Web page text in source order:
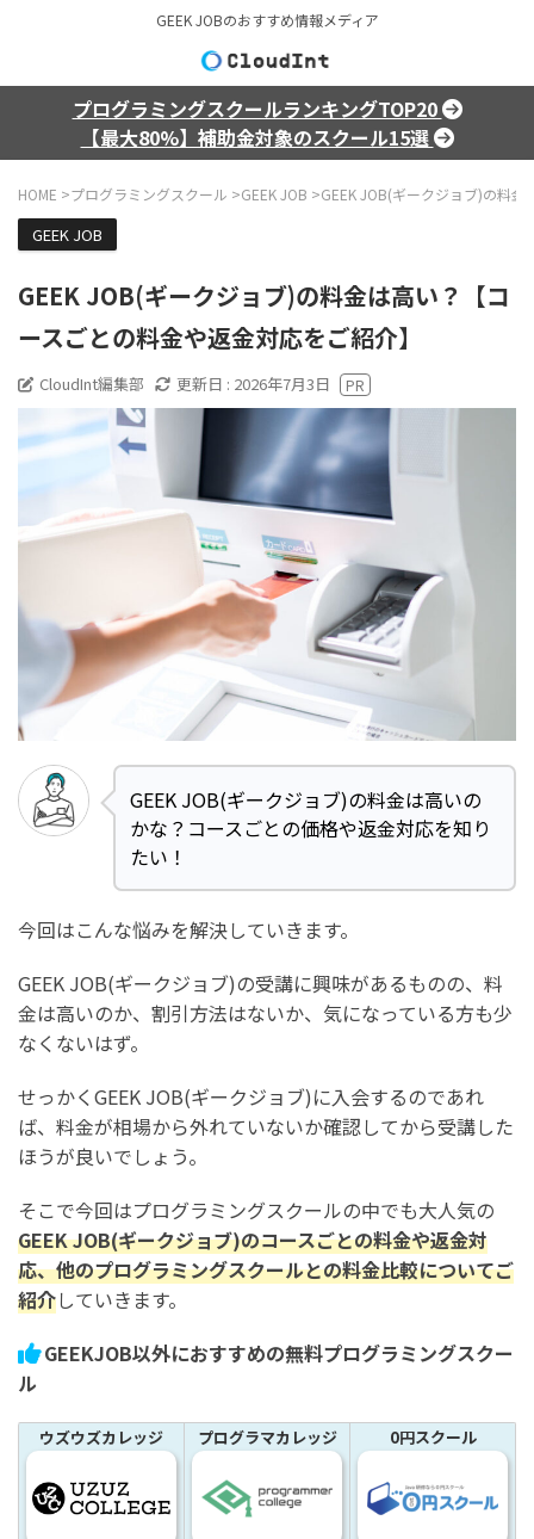
GEEK JOBのおすすめ情報メディア
プログラミングスクールランキングTOP20
【最大80%】補助金対象のスクール15選
HOME >プログラミングスクール >GEEK JOB >GEEK JOB(ギークジョブ)の料
GEEK JOB
GEEK JOB(ギークジョブ)の料金は高い？【コ
ースごとの料金や返金対応をご紹介】
CloudInt編集部 更新日 : 2026年7月3日
GEEK JOB(ギークジョブ)の料金は高いの
かな？コースごとの価格や返金対応を知り
たい！
今回はこんな悩みを解決していきます。
GEEK JOB(ギークジョブ)の受講に興味があるものの、料
金は高いのか、割引方法はないか、気になっている方も少
なくないはず。
せっかくGEEK JOB(ギークジョブ)に入会するのであれ
ば、料金が相場から外れていないか確認してから受講した
ほうが良いでしょう。
そこで今回はプログラミングスクールの中でも大人気の
GEEK JOB(ギークジョブ)のコースごとの料金や返金対
応、他のプログラミングスクールとの料金比較についてご
紹介していきます。
GEEKJOB以外におすすめの無料プログラミングスクー
ル
ウズウズカレッジ プログラマカレッジ 0円スクール